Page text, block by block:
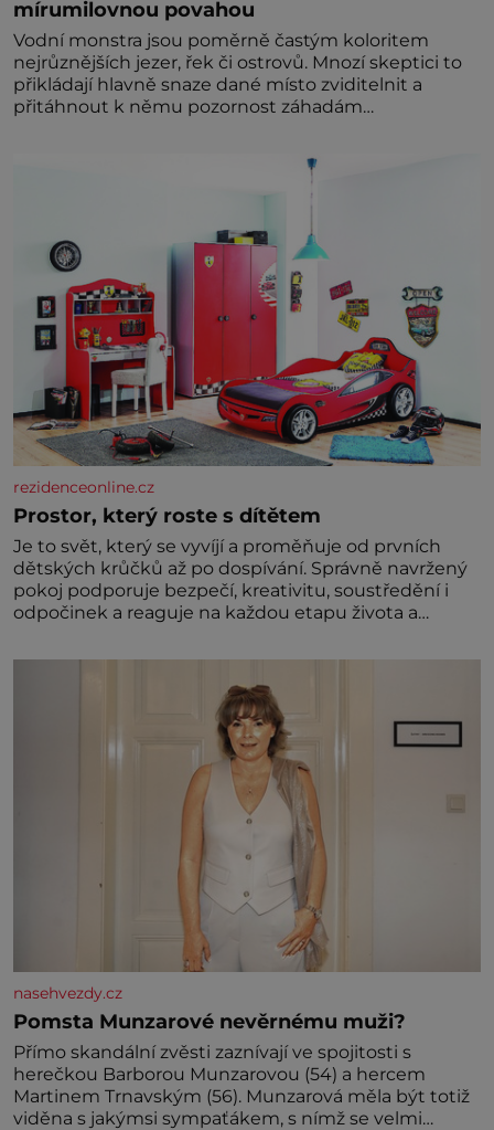
mírumilovnou povahou
Vodní monstra jsou poměrně častým koloritem
nejrůznějších jezer, řek či ostrovů. Mnozí skeptici to
přikládají hlavně snaze dané místo zviditelnit a
přitáhnout k němu pozornost záhadám
rezidenceonline.cz
Prostor, který roste s dítětem
Je to svět, který se vyvíjí a proměňuje od prvních
dětských krůčků až po dospívání. Správně navržený
pokoj podporuje bezpečí, kreativitu, soustředění i
odpočinek a reaguje na každou etapu života a
jednoduchost, měkkost a bezpečí, proto by pokoj
nasehvezdy.cz
Pomsta Munzarové nevěrnému muži?
Přímo skandální zvěsti zaznívají ve spojitosti s
herečkou Barborou Munzarovou (54) a hercem
Martinem Trnavským (56). Munzarová měla být totiž
viděna s jakýmsi sympaťákem, s nímž se velmi